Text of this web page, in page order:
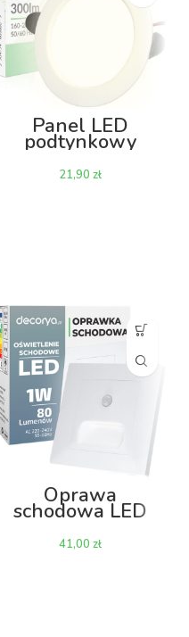
Panel LED
podtynkowy
wpuszczany
PAWPKO 6W
zł
Oprawa
schodowa LED
czujnikiem ruchu
zł